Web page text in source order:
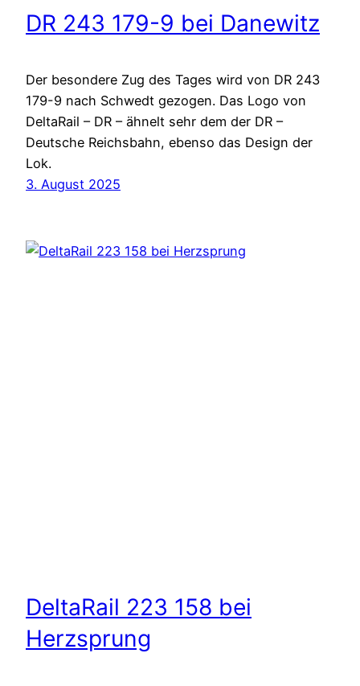
DR 243 179-9 bei Danewitz
Der besondere Zug des Tages wird von DR 243
179-9 nach Schwedt gezogen. Das Logo von
DeltaRail – DR – ähnelt sehr dem der DR –
Deutsche Reichsbahn, ebenso das Design der
Lok.
3. August 2025
DeltaRail 223 158 bei
Herzsprung